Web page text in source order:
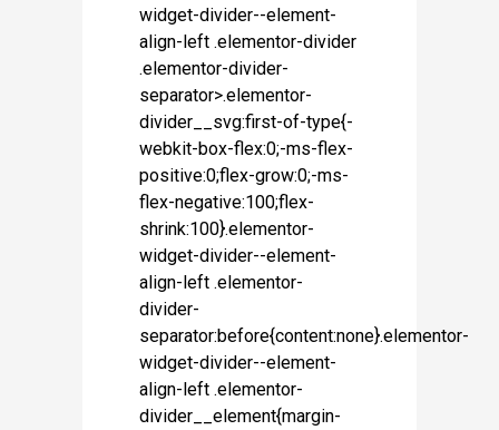
widget-divider--element-
align-left .elementor-divider
.elementor-divider-
separator>.elementor-
divider__svg:first-of-type{-
webkit-box-flex:0;-ms-flex-
positive:0;flex-grow:0;-ms-
flex-negative:100;flex-
shrink:100}.elementor-
widget-divider--element-
align-left .elementor-
divider-
separator:before{content:none}.elementor-
widget-divider--element-
align-left .elementor-
divider__element{margin-